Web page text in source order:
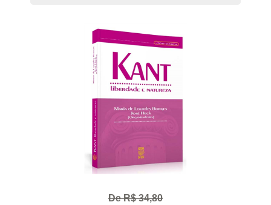
De R$ 34,80